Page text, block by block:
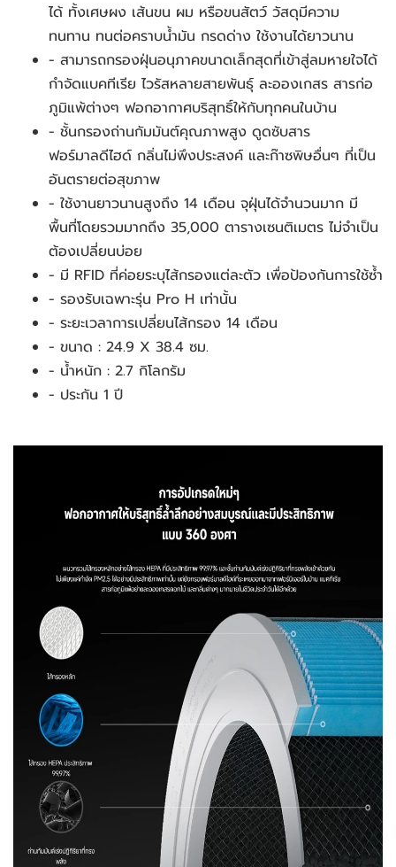
ได้ ทั้งเศษผง เส้นขน ผม หรือขนสัตว์ วัสดุมีความ
ทนทาน ทนต่อคราบน้ำมัน กรดด่าง ใช้งานได้ยาวนาน
- สามารถกรองฝุ่นอนุภาคขนาดเล็กสุดที่เข้าสู่ลมหายใจได้
กำจัดแบคทีเรีย ไวรัสหลายสายพันธุ์ ละอองเกสร สารก่อ
ภูมิแพ้ต่างๆ ฟอกอากาศบริสุทธิ์ให้กับทุกคนในบ้าน
- ชั้นกรองถ่านกัมมันต์คุณภาพสูง ดูดซับสาร
ฟอร์มาลดีไฮด์ กลิ่นไม่พึงประสงค์ และก๊าซพิษอื่นๆ ที่เป็น
อันตรายต่อสุขภาพ
- ใช้งานยาวนานสูงถึง 14 เดือน จุฝุ่นได้จำนวนมาก มี
พื้นที่โดยรวมมากถึง 35,000 ตารางเซนติเมตร ไม่จำเป็น
ต้องเปลี่ยนบ่อย
- มี RFID ที่ค่อยระบุไส้กรองแต่ละตัว เพื่อป้องกันการใช้ซ้ำ
- รองรับเฉพาะรุ่น Pro H เท่านั้น
- ระยะเวลาการเปลี่ยนไส้กรอง 14 เดือน
- ขนาด : 24.9 X 38.4 ซม.
- น้ำหนัก : 2.7 กิโลกรัม
- ประกัน 1 ปี